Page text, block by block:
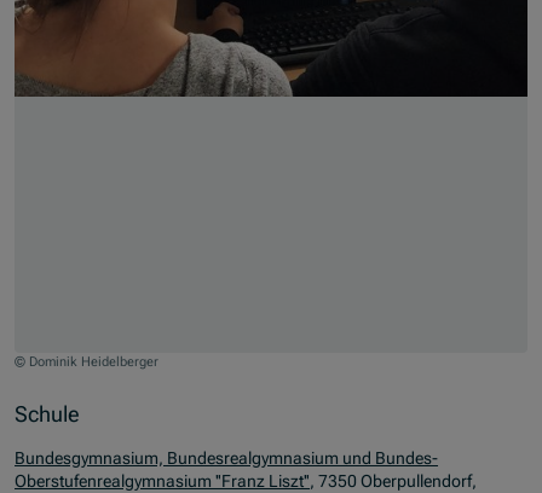
© Dominik Heidelberger
Schule
Bundesgymnasium, Bundesrealgymnasium und Bundes-
Oberstufenrealgymnasium ''Franz Liszt'', 7350 Oberpullendorf,